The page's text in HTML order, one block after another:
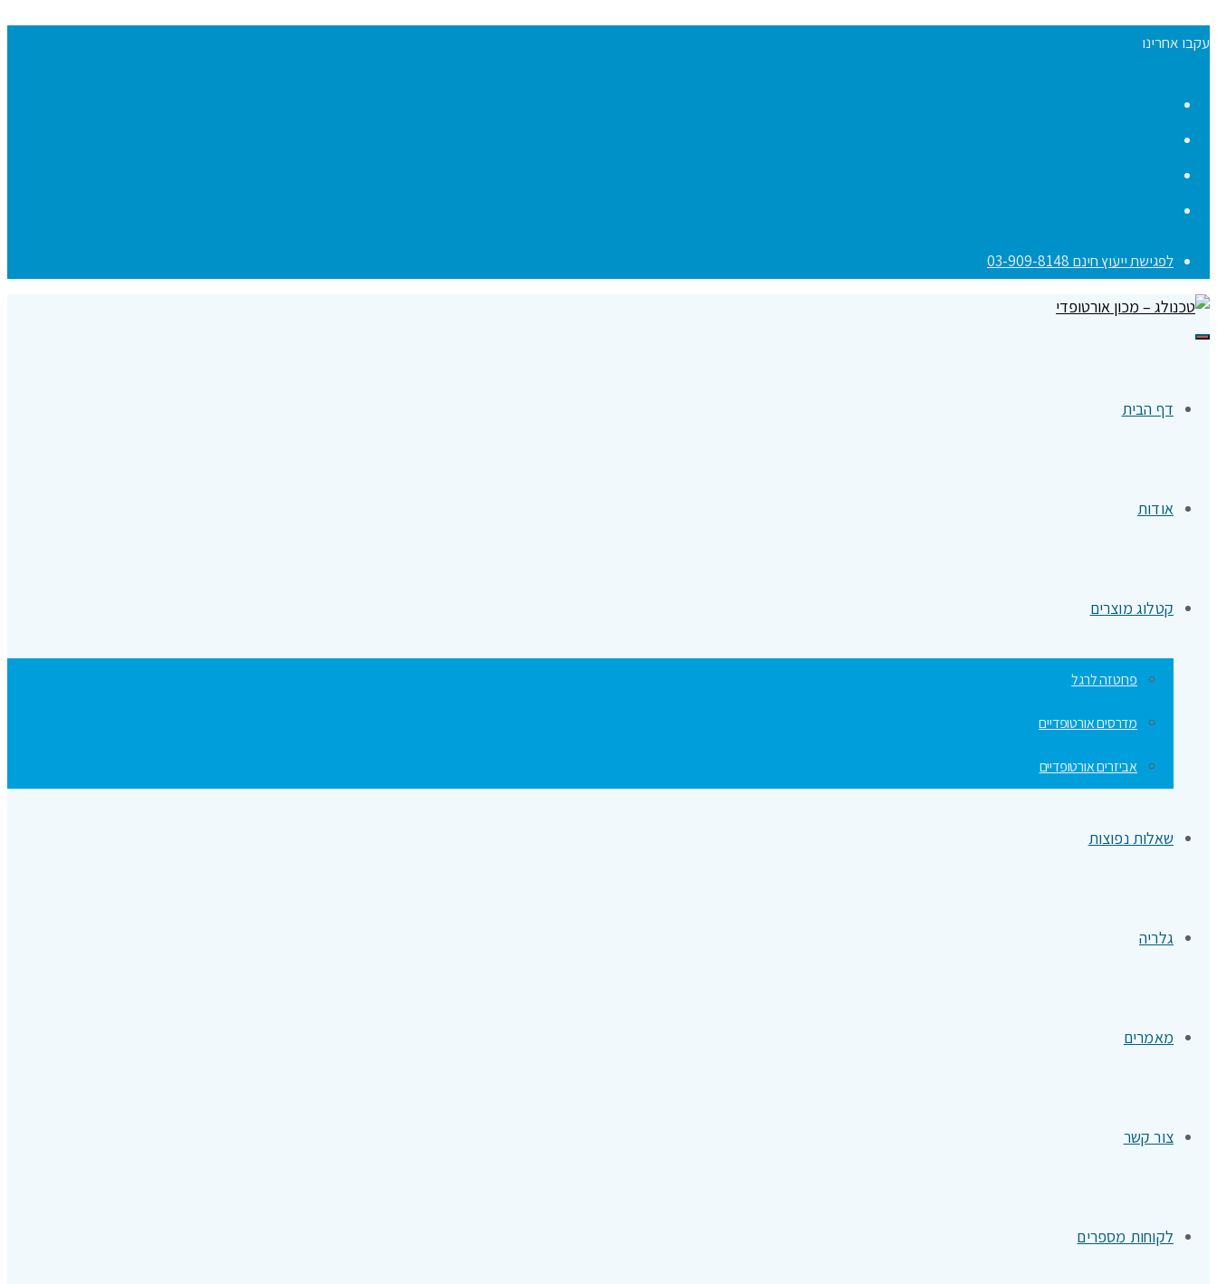
עקבו אחרינו
לפגישת ייעוץ חינם 03-909-8148
תפריט
דף הבית
אודות
קטלוג מוצרים
פרוטזה לרגל
מדרסים אורטופדיים
אביזרים אורטופדיים
שאלות נפוצות
גלריה
מאמרים
צור קשר
לקוחות מספרים